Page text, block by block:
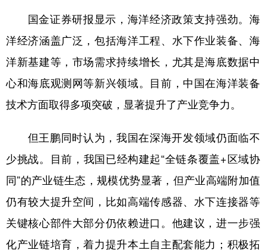
国金证券研报显示，海洋经济政策支持强劲。海
洋经济涵盖广泛，包括海洋工程、水下作业装备、海
洋新基建等，市场需求持续增长，尤其是海底数据中
心和海底观测网等新兴领域。目前，中国在海洋装备
技术方面取得多项突破，显著提升了产业竞争力。
但王鹏同时认为，我国在深海开发领域仍面临不
少挑战。目前，我国已经构建起“全链条覆盖+区域协
同”的产业链生态，规模优势显著，但产业高端附加值
仍有较大提升空间，比如高端传感器、水下连接器等
关键核心部件大部分仍依赖进口。他建议，进一步强
化产业链培育，着力提升本土自主配套能力；积极拓